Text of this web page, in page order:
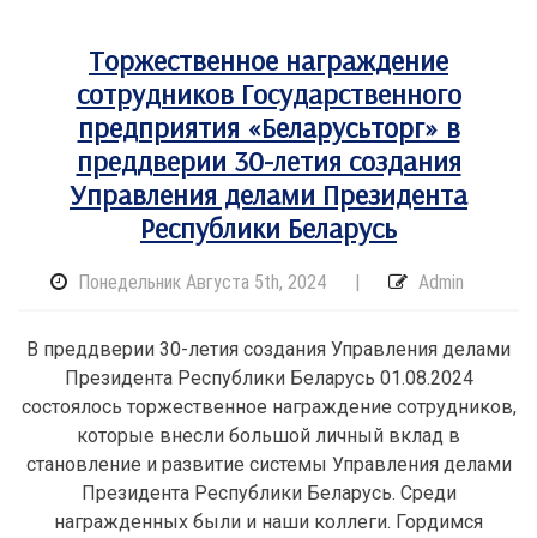
Торжественное награждение
сотрудников Государственного
предприятия «Беларусьторг» в
преддверии 30-летия создания
Управления делами Президента
Республики Беларусь
Понедельник Августа 5th, 2024 | Admin
В преддверии 30-летия создания Управления делами
Президента Республики Беларусь 01.08.2024
состоялось торжественное награждение сотрудников,
которые внесли большой личный вклад в
становление и развитие системы Управления делами
Президента Республики Беларусь. Среди
награжденных были и наши коллеги. Гордимся